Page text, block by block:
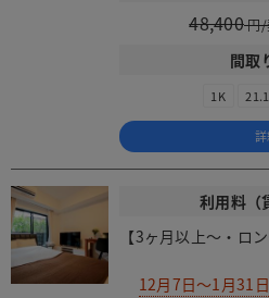
48,400
間取
1K
利用料（
【3ヶ月以上～・ロ
12月7日～1月31